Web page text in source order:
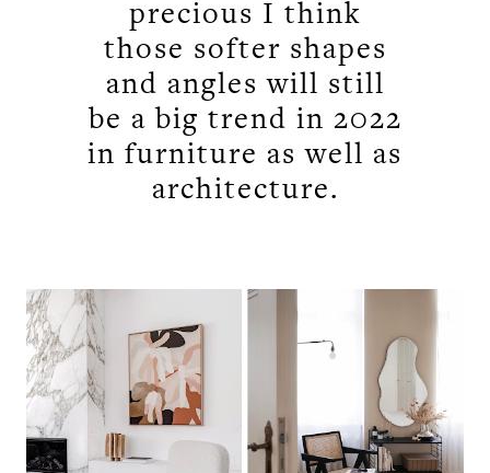
precious I think
those softer shapes
and angles will still
be a big trend in 2022
in furniture as well as
architecture.